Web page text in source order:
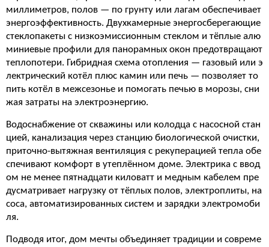
миллиметров, полов — по грунту или лагам обеспечивает
энергоэффективность. Двухкамерные энергосберегающие
стеклопакеты с низкоэмиссионным стеклом и тёплые алю
миниевые профили для панорамных окон предотвращают
теплопотери. Гибридная схема отопления — газовый или э
лектрический котёл плюс камин или печь — позволяет то
пить котёл в межсезонье и помогать печью в морозы, сни
жая затраты на электроэнергию.
Водоснабжение от скважины или колодца с насосной стан
цией, канализация через станцию биологической очистки,
приточно-вытяжная вентиляция с рекуперацией тепла обе
спечивают комфорт в утеплённом доме. Электрика с ввод
ом не менее пятнадцати киловатт и медным кабелем пре
дусматривает нагрузку от тёплых полов, электроплиты, на
соса, автоматизированных систем и зарядки электромоби
ля.
Подводя итог, дом мечты объединяет традиции и совреме